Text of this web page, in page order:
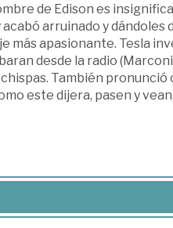
de Edison es
arruinado y dándoles
más apasionante. Tesla
desde la radio
También pronunció
este dijera, pasen y